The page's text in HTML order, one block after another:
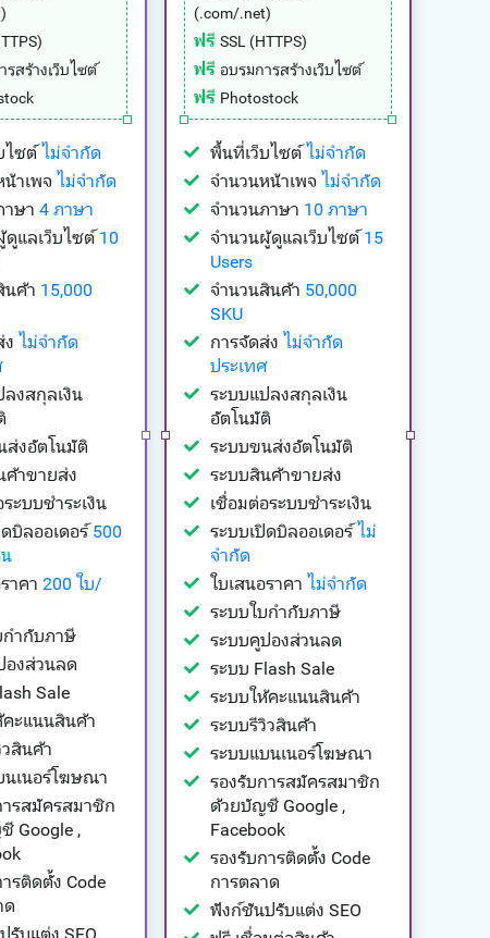
รสร้างเว็บไซต์
ไซต์ไม่จำกัด
าเพจ ไม่จำกัด
าษา 4 ภาษา
ดูแลเว็บไซต์10
นค้า 15,000
ง ไม่จำกัด
งสกุลเงิน
ส่งอัตโนมัติ
ค้าขายส่ง
ะบบชำระเงิน
บิลออเดอร์500
าคา 200 ใบ/
กำกับภาษี
องส่วนลด
Sale
คะแนนสินค้า
สินค้า
นเนอร์โฆษณา
ารสมัครสมาชิก
Google ,
รติดตั้ง Code
ด
(.com/.net)
ฟรี SSL (HTTPS)
ฟรี อบรมการสร้างเว็บไซต์
ฟรี Photostock
พื้นที่เว็บไซต์ไม่จำกัด
จำนวนหน้าเพจ ไม่จำกัด
จำนวนภาษา 10 ภาษา
จำนวนผู้ดูแลเว็บไซต์15
Users
จำนวนสินค้า 50,000
SKU
การจัดส่ง ไม่จำกัด
ประเทศ
ระบบแปลงสกุลเงิน
อัตโนมัติ
ระบบขนส่งอัตโนมัติ
ระบบสินค้าขายส่ง
เชื่อมต่อระบบชำระเงิน
ระบบเปิดบิลออเดอร์ไม่
จำกัด
ใบเสนอราคา ไม่จำกัด
ระบบใบกำกับภาษี
ระบบคูปองส่วนลด
ระบบ Flash Sale
ระบบให้คะแนนสินค้า
ระบบรีวิวสินค้า
ระบบแบนเนอร์โฆษณา
รองรับการสมัครสมาชิก
ด้วยบัญชี Google ,
Facebook
รองรับการติดตั้ง Code
การตลาด
ฟังก์ชันปรับแต่ง SEO